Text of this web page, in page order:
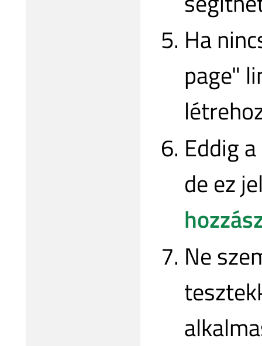
Ha
page"
Eddig
de ez
Ne